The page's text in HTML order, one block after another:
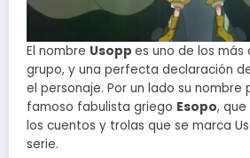
El nombre Usopp es uno de los
grupo, y una perfecta declaración
el personaje. Por un lado su nombre
famoso fabulista griego Esopo,
los cuentos y trolas que se marca
serie.